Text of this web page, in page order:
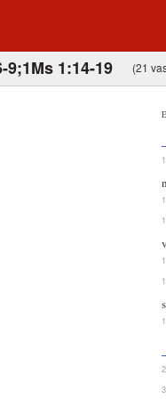
9;1Ms 1:14-19 (21
2
3